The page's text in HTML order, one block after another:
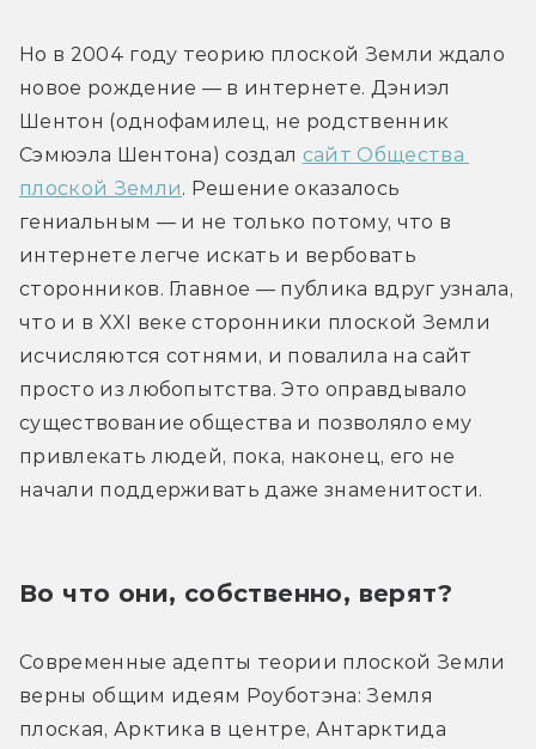
Но в 2004 году теорию плоской Земли ждало
новое рождение — в интернете. Дэниэл
Шентон (однофамилец, не родственник
Сэмюэла Шентона) создал сайт Общества
плоской Земли. Решение оказалось
гениальным — и не только потому, что в
интернете легче искать и вербовать
сторонников. Главное — публика вдруг узнала,
что и в XXI веке сторонники плоской Земли
исчисляются сотнями, и повалила на сайт
просто из любопытства. Это оправдывало
существование общества и позволяло ему
привлекать людей, пока, наконец, его не
начали поддерживать даже знаменитости.
Во что они, собственно, верят?
Современные адепты теории плоской Земли
верны общим идеям Роуботэна: Земля
плоская, Арктика в центре, Антарктида